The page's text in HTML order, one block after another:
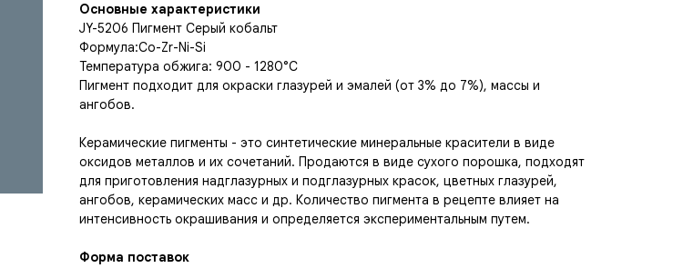
Основные характеристики
JY-5206 Пигмент Серый кобальт
Формула:Co-Zr-Ni-Si
Температура обжига: 900 - 1280°C
Пигмент подходит для окраски глазурей и эмалей (от 3% до 7%), массы и
ангобов.
Керамические пигменты - это синтетические минеральные красители в виде
оксидов металлов и их сочетаний. Продаются в виде сухого порошка, подходят
для приготовления надглазурных и подглазурных красок, цветных глазурей,
ангобов, керамических масс и др. Количество пигмента в рецепте влияет на
интенсивность окрашивания и определяется экспериментальным путем.
Форма поставок